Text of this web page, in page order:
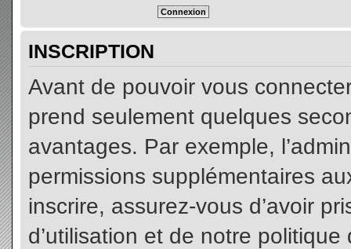
INSCRIPTION
Avant de pouvoir vous
prend seulement quelques
avantages. Par exemple,
permissions supplémentaires
inscrire, assurez-vous d’avoir
d’utilisation et de notre